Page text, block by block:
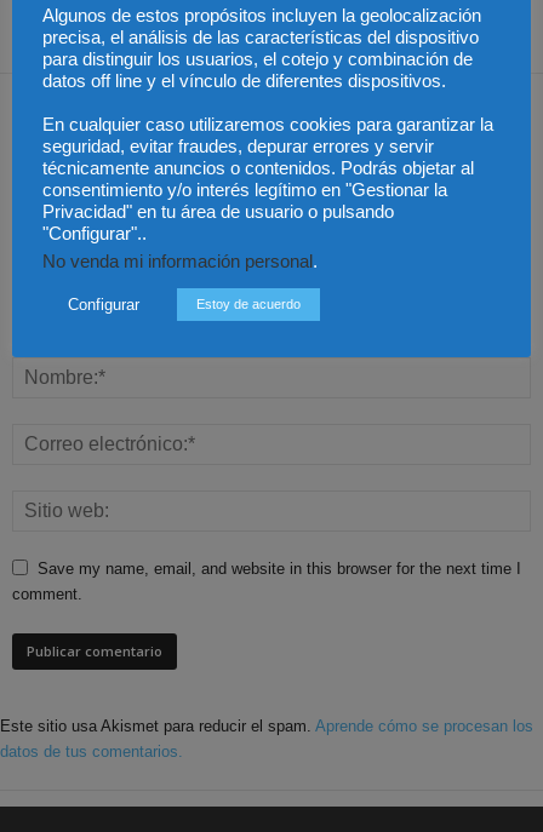
Save my name, email, and website in this browser for the next time I
comment.
Este sitio usa Akismet para reducir el spam. Aprende cómo se procesan los
datos de tus comentarios.
Algunos de estos propósitos incluyen la geolocalización
precisa, el análisis de las características del dispositivo
para distinguir los usuarios, el cotejo y combinación de
datos off line y el vínculo de diferentes dispositivos.
En cualquier caso utilizaremos cookies para garantizar la
seguridad, evitar fraudes, depurar errores y servir
técnicamente anuncios o contenidos. Podrás objetar al
consentimiento y/o interés legítimo en "Gestionar la
Privacidad" en tu área de usuario o pulsando
"Configurar"..
No venda mi información personal .
Configurar Estoy de acuerdo